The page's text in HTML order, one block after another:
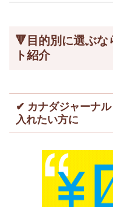
🔻目的別に選ぶな
ト紹介
✔ カナダジャーナ
入れたい方に